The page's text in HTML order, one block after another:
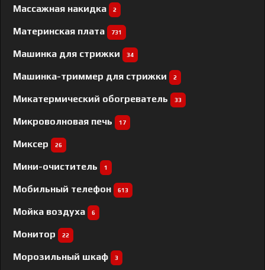
Массажная накидка 2
Материнская плата 731
Машинка для стрижки 34
Машинка-триммер для стрижки 2
Микатермический обогреватель 33
Микроволновая печь 17
Миксер 26
Мини-очиститель 1
Мобильный телефон 613
Мойка воздуха 6
Монитор 22
Морозильный шкаф 3